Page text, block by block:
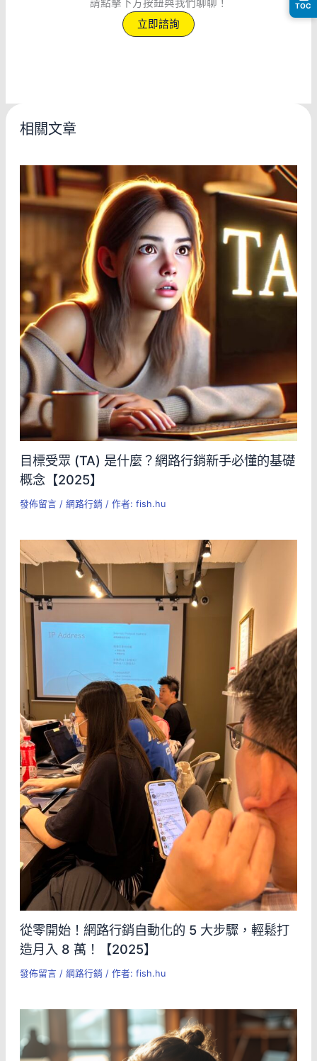
請點擊下方按鈕與我們聊聊！
立即諮詢
相關文章
目標受眾 (TA) 是什麼？網路行銷新手必懂的基礎
概念【2025】
發佈留言 / 網路行銷 / 作者: fish.hu
從零開始！網路行銷自動化的 5 大步驟，輕鬆打
造月入 8 萬！【2025】
發佈留言 / 網路行銷 / 作者: fish.hu
TOC